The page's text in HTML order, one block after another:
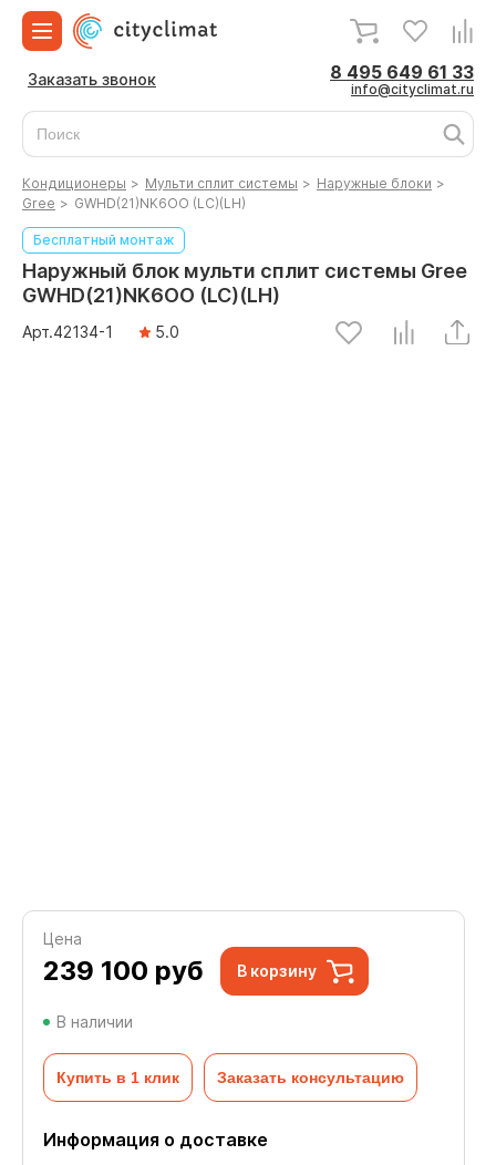
Заказать звонок 8 495 649 61 33
info@cityclimat.ru
Кондиционеры > Мульти сплит системы > Наружные блоки >
Gree > GWHD(21)NK6OO (LC)(LH)
Бесплатный монтаж
Наружный блок мульти сплит системы Gree
GWHD(21)NK6OO (LC)(LH)
Арт.42134-1 5.0
Цена
239 100 руб В корзину
В наличии
Купить в 1 клик Заказать консультацию
Информация о доставке